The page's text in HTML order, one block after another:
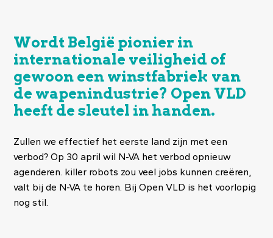
Wordt België pionier in
internationale veiligheid of
gewoon een winstfabriek van
de wapenindustrie? Open VLD
heeft de sleutel in handen.
Zullen we effectief het eerste land zijn met een
verbod? Op 30 april wil N-VA het verbod opnieuw
agenderen. killer robots zou veel jobs kunnen creëren,
valt bij de N-VA te horen. Bij Open VLD is het voorlopig
nog stil.